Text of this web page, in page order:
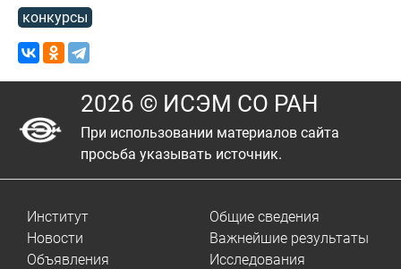
конкурсы
2026 © ИСЭМ СО РАН
При использовании материалов сайта
просьба указывать источник.
Институт
Новости
Объявления
Общие сведения
Важнейшие результаты
Исследования